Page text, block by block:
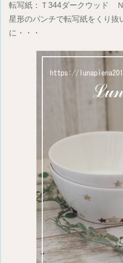
転写紙：Ｔ344ダークウッド
星形のパンチで転写紙をくり抜
に・・・